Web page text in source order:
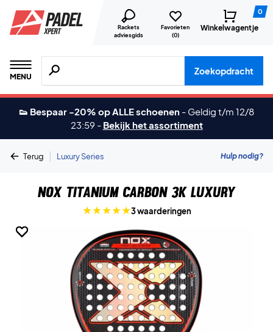
Rackets
adviesgids
Favorieten
(0)
0
Winkelwagentje
MENU
Zoeken naar producten, merken etc.
Zoekopdracht
👟 Bespaar -20% op ALLE schoenen - Geldig t/m 12/8
23:59 - Bekijk het assortiment
Terug | Luxury Series Hulp nodig?
Nox Titanium Carbon 3K Luxury
3 waarderingen